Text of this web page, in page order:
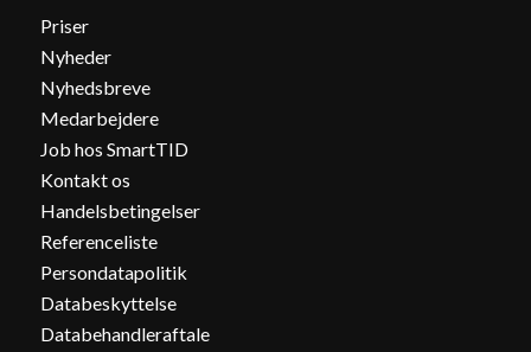
Priser
Nyheder
Nyhedsbreve
Medarbejdere
Job hos SmartTID
Kontakt os
Handelsbetingelser
Referenceliste
Persondatapolitik
Databeskyttelse
Databehandleraftale